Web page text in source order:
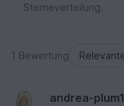
Sterneverteilung.
1 Bewertung
andrea-plum1